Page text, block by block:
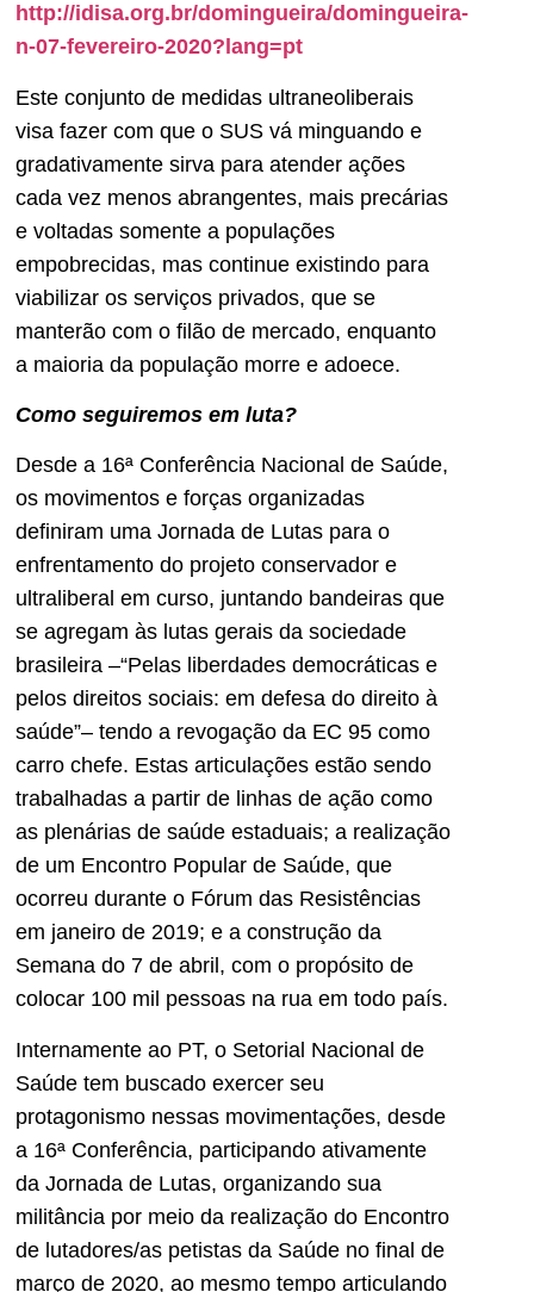
http://idisa.org.br/domingueira/domingueira-
n-07-fevereiro-2020?lang=pt
Este conjunto de medidas ultraneoliberais
visa fazer com que o SUS vá minguando e
gradativamente sirva para atender ações
cada vez menos abrangentes, mais precárias
e voltadas somente a populações
empobrecidas, mas continue existindo para
viabilizar os serviços privados, que se
manterão com o filão de mercado, enquanto
a maioria da população morre e adoece.
Como seguiremos em luta?
Desde a 16ª Conferência Nacional de Saúde,
os movimentos e forças organizadas
definiram uma Jornada de Lutas para o
enfrentamento do projeto conservador e
ultraliberal em curso, juntando bandeiras que
se agregam às lutas gerais da sociedade
brasileira –“Pelas liberdades democráticas e
pelos direitos sociais: em defesa do direito à
saúde”– tendo a revogação da EC 95 como
carro chefe. Estas articulações estão sendo
trabalhadas a partir de linhas de ação como
as plenárias de saúde estaduais; a realização
de um Encontro Popular de Saúde, que
ocorreu durante o Fórum das Resistências
em janeiro de 2019; e a construção da
Semana do 7 de abril, com o propósito de
colocar 100 mil pessoas na rua em todo país.
Internamente ao PT, o Setorial Nacional de
Saúde tem buscado exercer seu
protagonismo nessas movimentações, desde
a 16ª Conferência, participando ativamente
da Jornada de Lutas, organizando sua
militância por meio da realização do Encontro
de lutadores/as petistas da Saúde no final de
março de 2020, ao mesmo tempo articulando